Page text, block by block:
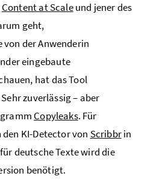
Content at Scaleund jener des
geht,
der Anwenderin
eingebaute
hat das Tool
zuverlässig – aber
Copyleaks. Für
KI-Detector von Scribbrin
deutsche Texte wird die
benötigt.